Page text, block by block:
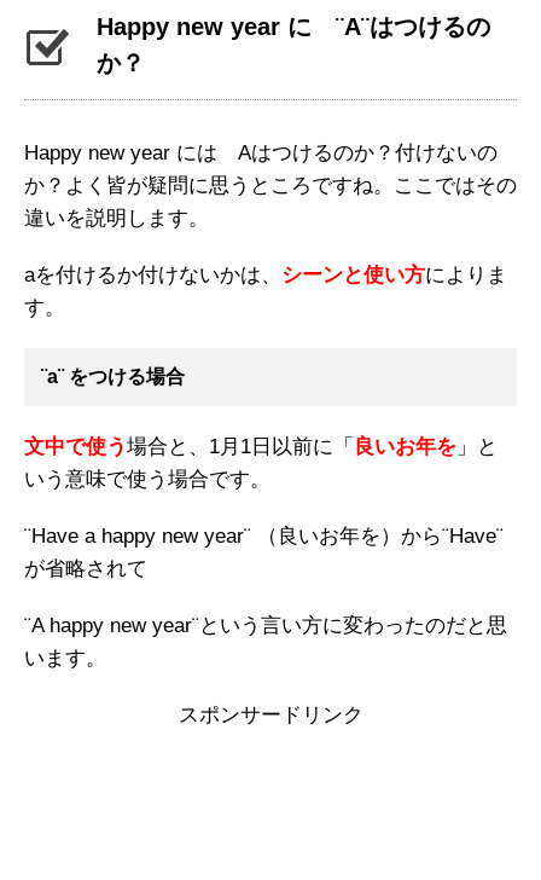
Happy new year に ¨A¨はつけるの
か？
Happy new year には Aはつけるのか？付けないの
か？よく皆が疑問に思うところですね。ここではその
違いを説明します。
aを付けるか付けないかは、 シーンと使い方によりま
す。
¨a¨ をつける場合
文中で使う場合と、1月1日以前に「 良いお年を 」と
いう意味で使う場合です。
¨Have a happy new year¨ （良いお年を）から¨Have¨
が省略されて
¨A happy new year¨という言い方に変わったのだと思
います。
スポンサードリンク